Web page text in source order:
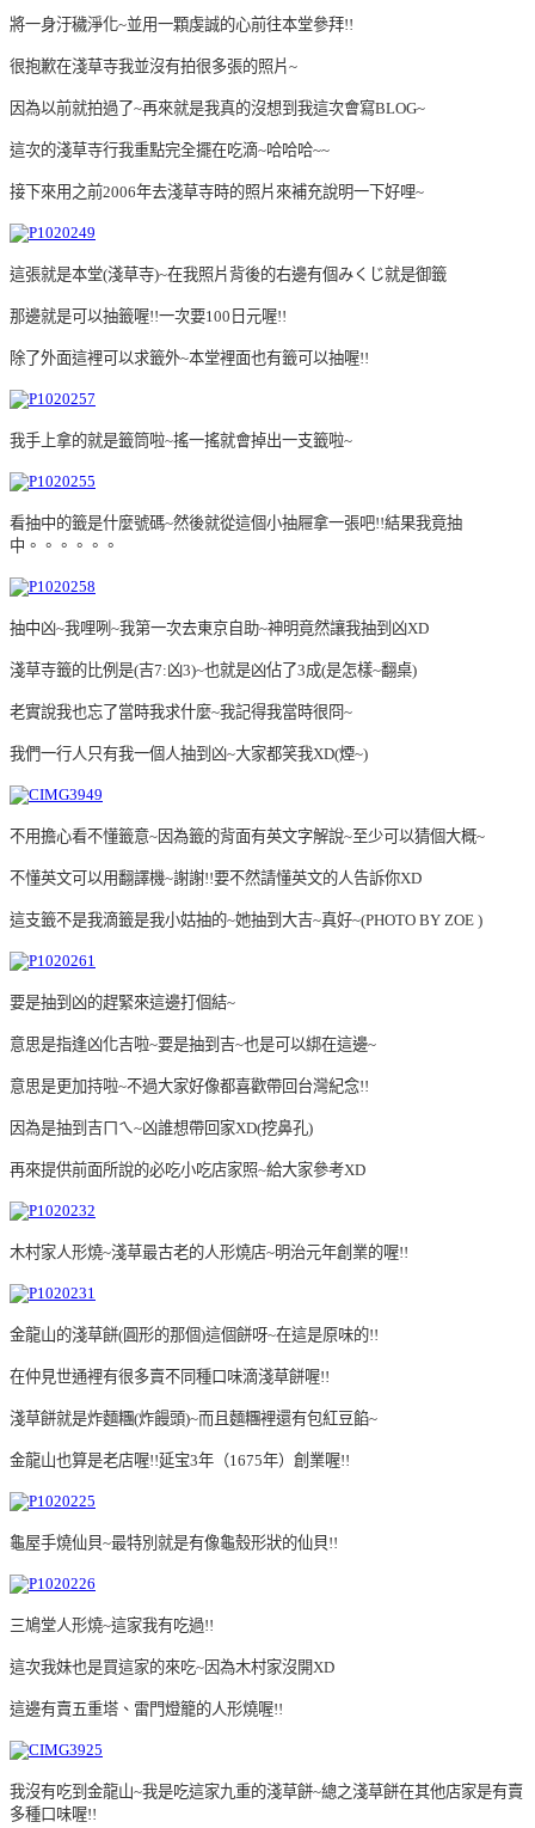
將一身汙穢淨化~並用一顆虔誠的心前往本堂參拜!!
很抱歉在淺草寺我並沒有拍很多張的照片~
因為以前就拍過了~再來就是我真的沒想到我這次會寫BLOG~
這次的淺草寺行我重點完全擺在吃滴~哈哈哈~~
接下來用之前2006年去淺草寺時的照片來補充說明一下好哩~
這張就是本堂(淺草寺)~在我照片背後的右邊有個みくじ就是御籤
那邊就是可以抽籤喔!!一次要100日元喔!!
除了外面這裡可以求籤外~本堂裡面也有籤可以抽喔!!
我手上拿的就是籤筒啦~搖一搖就會掉出一支籤啦~
看抽中的籤是什麼號碼~然後就從這個小抽屜拿一張吧!!結果我竟抽
中。。。。。。
抽中凶~我哩咧~我第一次去東京自助~神明竟然讓我抽到凶XD
淺草寺籤的比例是(吉7:凶3)~也就是凶佔了3成(是怎樣~翻桌)
老實說我也忘了當時我求什麼~我記得我當時很冏~
我們一行人只有我一個人抽到凶~大家都笑我XD(煙~)
不用擔心看不懂籤意~因為籤的背面有英文字解說~至少可以猜個大概~
不懂英文可以用翻譯機~謝謝!!要不然請懂英文的人告訴你XD
這支籤不是我滴籤是我小姑抽的~她抽到大吉~真好~(PHOTO BY ZOE )
要是抽到凶的趕緊來這邊打個結~
意思是指逢凶化吉啦~要是抽到吉~也是可以綁在這邊~
意思是更加持啦~不過大家好像都喜歡帶回台灣紀念!!
因為是抽到吉ㄇㄟ~凶誰想帶回家XD(挖鼻孔)
再來提供前面所說的必吃小吃店家照~給大家參考XD
木村家人形燒~淺草最古老的人形燒店~明治元年創業的喔!!
金龍山的淺草餅(圓形的那個)這個餅呀~在這是原味的!!
在仲見世通裡有很多賣不同種口味滴淺草餅喔!!
淺草餅就是炸麵糰(炸饅頭)~而且麵糰裡還有包紅豆餡~
金龍山也算是老店喔!!延宝3年（1675年）創業喔!!
龜屋手燒仙貝~最特別就是有像龜殼形狀的仙貝!!
三鳩堂人形燒~這家我有吃過!!
這次我妹也是買這家的來吃~因為木村家沒開XD
這邊有賣五重塔、雷門燈籠的人形燒喔!!
我沒有吃到金龍山~我是吃這家九重的淺草餅~總之淺草餅在其他店家是有賣
多種口味喔!!